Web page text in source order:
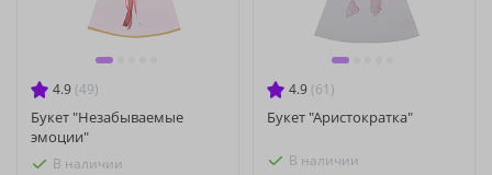
4.9 (49)
Букет "Незабываемые
эмоции"
В наличии
4.9 (61)
Букет "Аристократка"
В наличии